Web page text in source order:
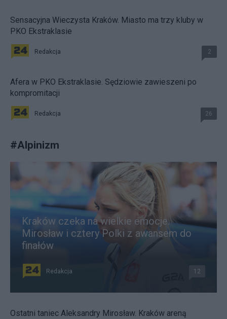
Sensacyjna Wieczysta Kraków. Miasto ma trzy kluby w
PKO Ekstraklasie
Redakcja 2
Afera w PKO Ekstraklasie. Sędziowie zawieszeni po
kompromitacji
Redakcja 26
#Alpinizm
Kraków czeka na wielkie emocje.
Mirosław i cztery Polki z awansem do
finałów
Redakcja 12
Ostatni taniec Aleksandry Mirosław. Kraków areną